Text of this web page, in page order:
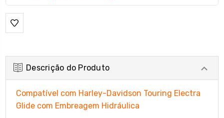
Descrição do Produto
Compatível com Harley-Davidson Touring Electra
Glide com Embreagem Hidráulica